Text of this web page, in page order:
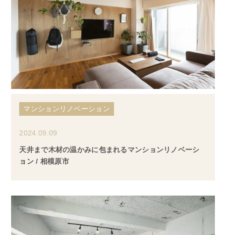
マンションリノベーション
2024.09.09
天井まで木材の温かみに包まれるマンションリノベーシ
ョン / 相模原市